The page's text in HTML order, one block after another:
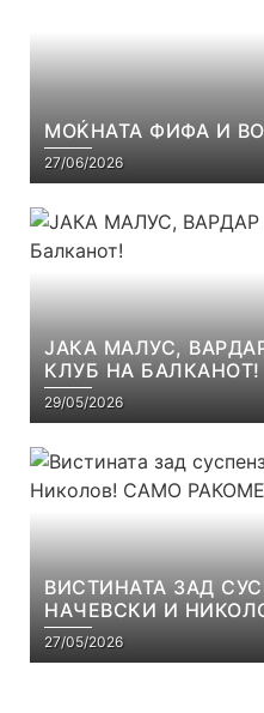
МОЌНАТА ФИФА И
27/06/2026
ЈАКА МАЛУС,
КЛУБ НА БАЛКАНОТ!
29/05/2026
ВИСТИНАТА ЗАД
НАЧЕВСКИ И
С5Е8
27/05/2026